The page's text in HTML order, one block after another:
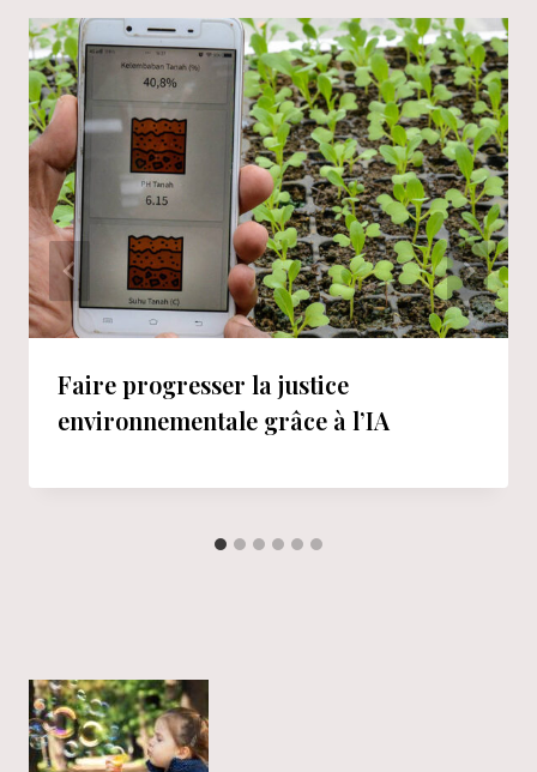
Faire progresser la justice
environnementale grâce à l’IA